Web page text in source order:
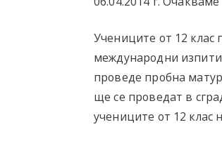
Учениците от 12 клас
международни изпити
проведе пробна
ще се проведат в
учениците от 12 клас